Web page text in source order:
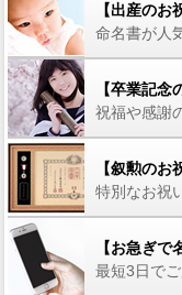
【出産のお
命名書が人
【卒業記念
祝福や感謝
【叙勲のお
特別なお祝
【お急ぎで
最短3日で